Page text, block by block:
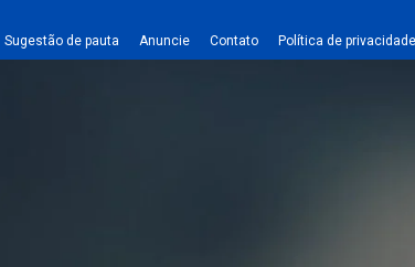
Sugestão de pauta Anuncie Contato Política de privacidade